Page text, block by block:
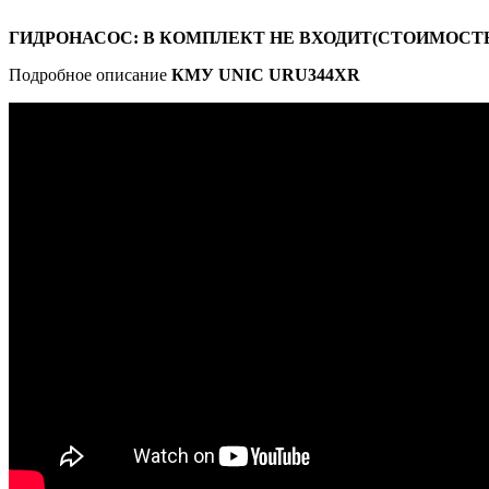
ГИДРОНАСОС: В КОМПЛЕКТ НЕ
Подробное описание КМУ UNIC URU344XR